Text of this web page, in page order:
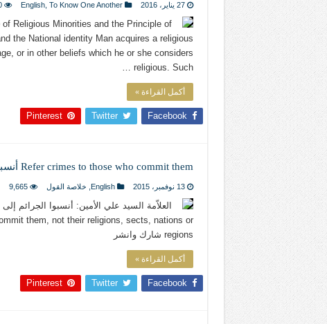
27 يناير، 2016 English, To Know One Another
Religious Minorities and the Principle of
the National identity Man acquires a religious
or in other beliefs which he or she considers
religious. Such …
أكمل القراءة »
Facebook
Twitter
Pinterest
Refer crimes to those who commit them أنسبوا الجرائم إلى مرتكبيها
13 نوفمبر، 2015 English خلاصة القول 9,665
العلاّمة السيد علي الأمين: أنسبوا الجرائم
them, not their religions, sects, nations or
regions شارك وانشر
أكمل القراءة »
Facebook
Twitter
Pinterest